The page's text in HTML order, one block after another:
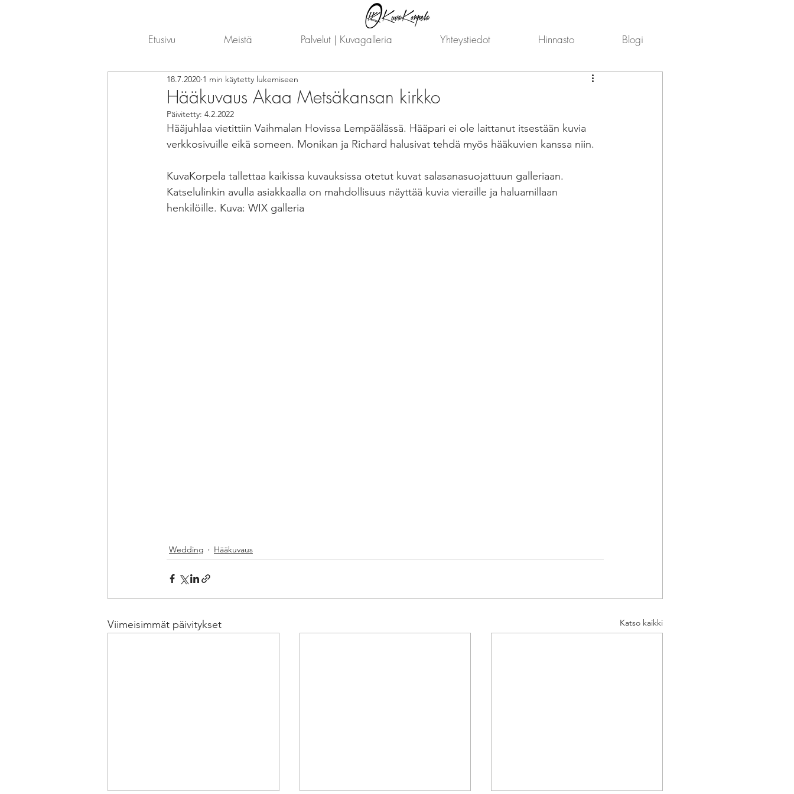
Etusivu Meistä Palvelut | Kuvagalleria Yhteystiedot Hinnasto Blogi
Hääkuvaus Akaa Metsäkansan kirkko
18.7.2020 1 min käytetty lukemiseen
Päivitetty: 4.2.2022
Hääjuhlaa vietittiin Vaihmalan Hovissa Lempäälässä. Hääpari ei ole laittanut itsestään kuvia
verkkosivuille eikä someen. Monikan ja Richard halusivat tehdä myös hääkuvien kanssa niin.
KuvaKorpela tallettaa kaikissa kuvauksissa otetut kuvat salasanasuojattuun galleriaan.
Katselulinkin avulla asiakkaalla on mahdollisuus näyttää kuvia vieraille ja haluamillaan
henkilöille. Kuva: WIX galleria
Wedding Hääkuvaus
Viimeisimmät päivitykset Katso kaikki